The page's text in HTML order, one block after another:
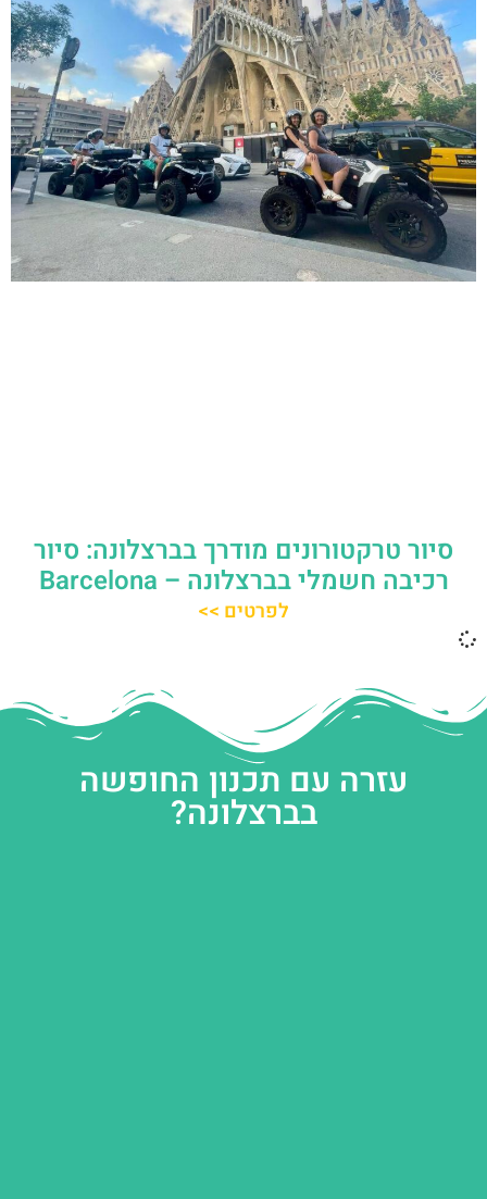
סיור טרקטורונים מודרך בברצלונה: סיור
רכיבה חשמלי בברצלונה – Barcelona
לפרטים >>
עזרה עם תכנון החופשה
בברצלונה?